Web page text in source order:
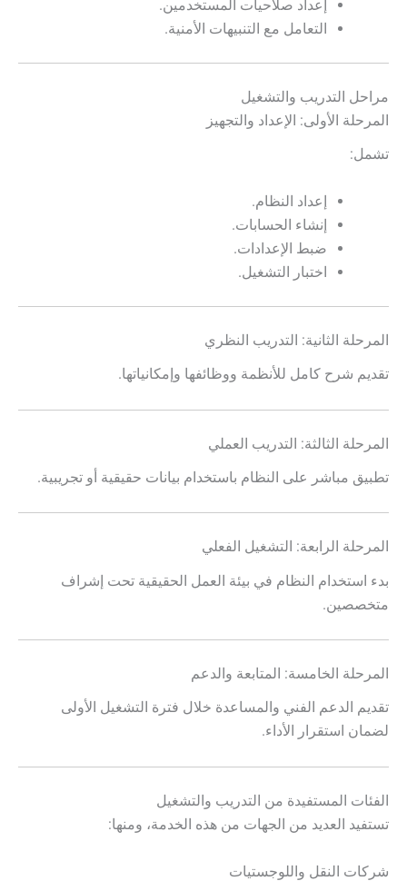
إعداد صلاحيات المستخدمين.
التعامل مع التنبيهات الأمنية.
مراحل التدريب والتشغيل
المرحلة الأولى: الإعداد والتجهيز
تشمل:
إعداد النظام.
إنشاء الحسابات.
ضبط الإعدادات.
اختبار التشغيل.
المرحلة الثانية: التدريب النظري
تقديم شرح كامل للأنظمة ووظائفها وإمكانياتها.
المرحلة الثالثة: التدريب العملي
تطبيق مباشر على النظام باستخدام بيانات حقيقية أو تجريبية.
المرحلة الرابعة: التشغيل الفعلي
بدء استخدام النظام في بيئة العمل الحقيقية تحت إشراف
متخصصين.
المرحلة الخامسة: المتابعة والدعم
تقديم الدعم الفني والمساعدة خلال فترة التشغيل الأولى
لضمان استقرار الأداء.
الفئات المستفيدة من التدريب والتشغيل
تستفيد العديد من الجهات من هذه الخدمة، ومنها:
شركات النقل واللوجستيات